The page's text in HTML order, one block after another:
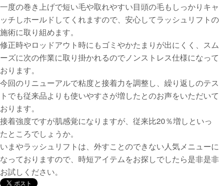
一度の巻き上げで短い毛や取れやすい目頭の毛もしっかりキャ
ッチしホールドしてくれますので、安心してラッシュリフトの
施術に取り組めます。
修正時やロッドアウト時にもゴミやかたまりが出にくく、スム
ーズに次の作業に取り掛かれるのでノンストレス仕様になって
おります。
今回のリニューアルで粘度と接着力を調整し、繰り返しのテス
トでも従来品よりも使いやすさが増したとのお声をいただいて
おります。
接着強度ですが肌感覚になりますが、従来比20％増しといっ
たところでしょうか。
いまやラッシュリフトは、外すことのできない人気メニューに
なっておりますので、時短アイテムをお探しでしたら是非是非
お試しください。